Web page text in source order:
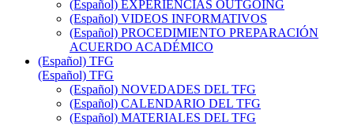
(Español) EXPERIENCIAS OUTGOING
(Español) VIDEOS INFORMATIVOS
(Español) PROCEDIMIENTO PREPARACIÓN
ACUERDO ACADÉMICO
(Español) TFG
(Español) TFG
(Español) NOVEDADES DEL TFG
(Español) CALENDARIO DEL TFG
(Español) MATERIALES DEL TFG